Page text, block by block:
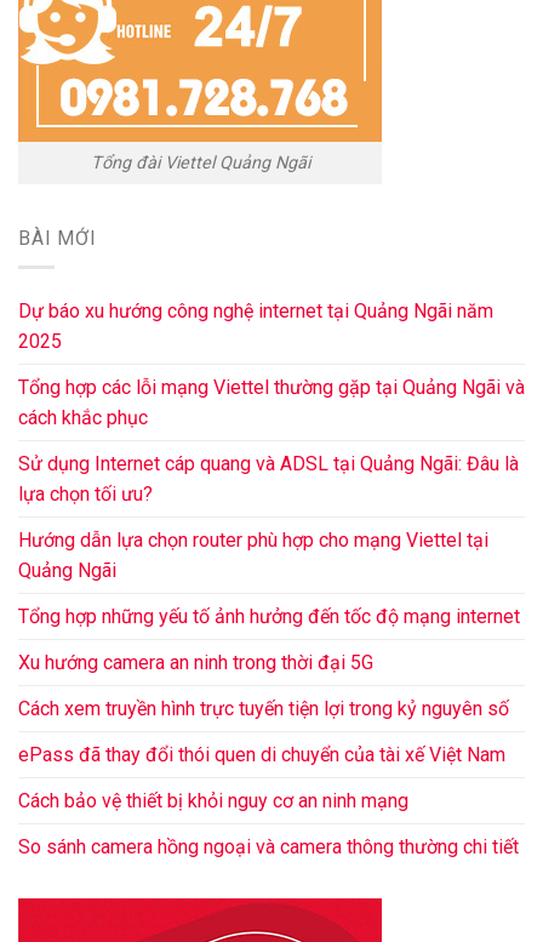
Tổng đài Viettel Quảng Ngãi
BÀI MỚI
Dự báo xu hướng công nghệ internet tại Quảng Ngãi năm
2025
Tổng hợp các lỗi mạng Viettel thường gặp tại Quảng Ngãi và
cách khắc phục
Sử dụng Internet cáp quang và ADSL tại Quảng Ngãi: Đâu là
lựa chọn tối ưu?
Hướng dẫn lựa chọn router phù hợp cho mạng Viettel tại
Quảng Ngãi
Tổng hợp những yếu tố ảnh hưởng đến tốc độ mạng internet
Xu hướng camera an ninh trong thời đại 5G
Cách xem truyền hình trực tuyến tiện lợi trong kỷ nguyên số
ePass đã thay đổi thói quen di chuyển của tài xế Việt Nam
Cách bảo vệ thiết bị khỏi nguy cơ an ninh mạng
So sánh camera hồng ngoại và camera thông thường chi tiết